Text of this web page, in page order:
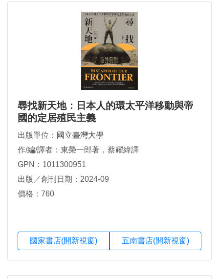
尋找新天地：日本人的環太平洋移動與帝
國的定居殖民主義
出版單位： 國立臺灣大學
作/編/譯者：東榮一郎著，蔡耀緯譯
GPN：1011300951
出版／創刊日期：2024-09
價格：760
國家書店(開新視窗) 五南書店(開新視窗)